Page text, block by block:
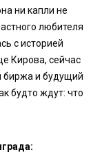
ни капли не
любителя
с историей
Кирова, сейчас
биржа и будущий
будто ждут: что